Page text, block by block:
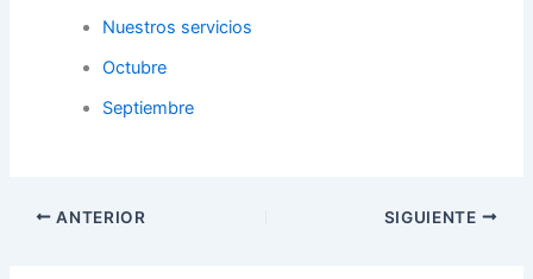
Nuestros servicios
Octubre
Septiembre
ANTERIOR SIGUIENTE